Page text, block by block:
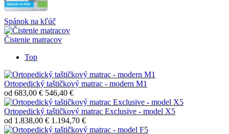
Spánok na kľúč
Čistenie matracov
Top
Ortopedický taštičkový matrac - modern M1
od 683,00 € 546,40 €
Ortopedický taštičkový matrac Exclusive - model X5
od 1.838,00 € 1.194,70 €